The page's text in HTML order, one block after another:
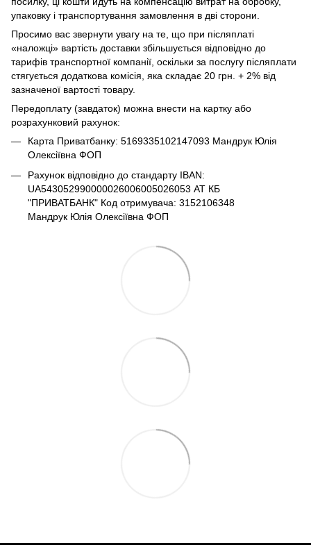
упаковку і транспортування замовлення в дві сторони.
Просимо вас звернути увагу на те, що при післяплаті
«наложці» вартість доставки збільшується відповідно до
тарифів транспортної компанії, оскільки за послугу післяплати
стягується додаткова комісія, яка складає 20 грн. + 2% від
зазначеної вартості товару.
Передоплату (завдаток) можна внести на картку або
розрахунковий рахунок:
Карта Приватбанку: 5169335102147093 Мандрук Юлія
Олексіївна ФОП
Рахунок відповідно до стандарту IBAN:
UA543052990000026006005026053 АТ КБ
"ПРИВАТБАНК" Код отримувача: 3152106348
Мандрук Юлія Олексіївна ФОП